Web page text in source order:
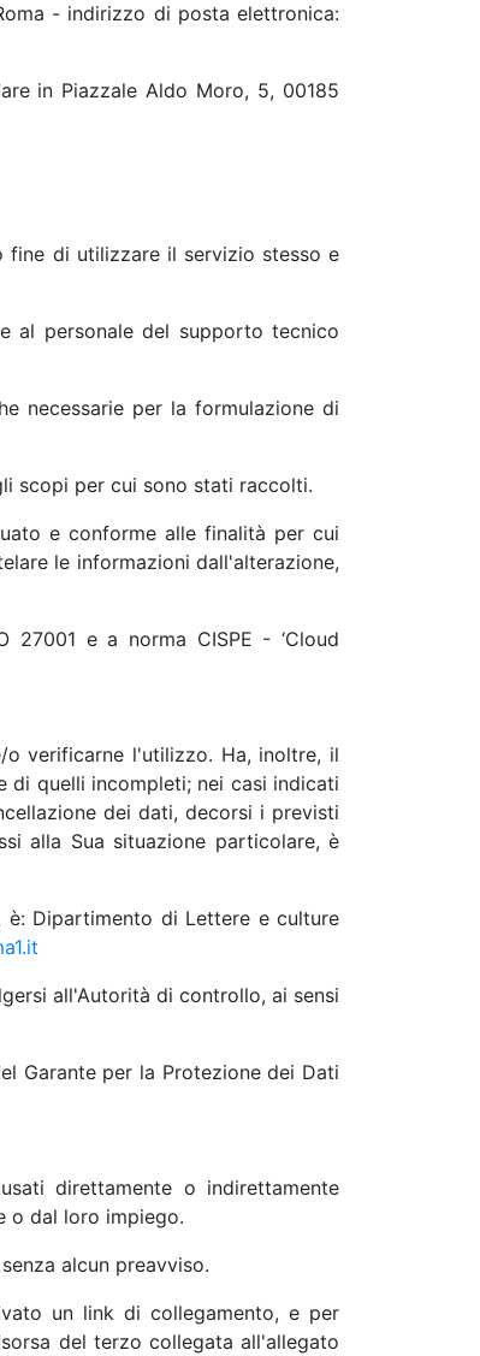
- indirizzo di posta elettronica:
in Piazzale Aldo Moro, 5, 00185
di utilizzare il servizio stesso e
al personale del supporto tecnico
necessarie per la formulazione di
scopi per cui sono stati raccolti.
e conforme alle finalità per cui
le informazioni dall'alterazione,
e a norma CISPE - ‘Cloud
verificarne l'utilizzo. Ha, inoltre, il
quelli incompleti; nei casi indicati
dei dati, decorsi i previsti
alla Sua situazione particolare, è
Dipartimento di Lettere e culture
all'Autorità di controllo, ai sensi
Garante per la Protezione dei Dati
direttamente o indirettamente
o dal loro impiego.
alcun preavviso.
un link di collegamento, e per
del terzo collegata all'allegato